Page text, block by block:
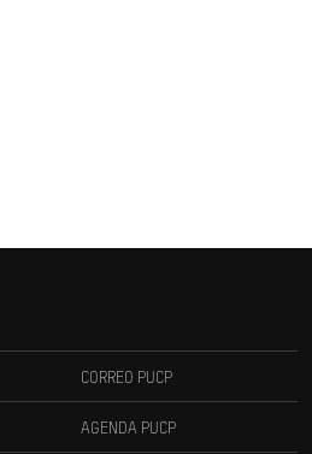
CORREO PUCP
AGENDA PUCP